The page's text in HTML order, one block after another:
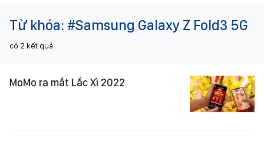
Từ khóa: #Samsung Galaxy Z Fold3 5G
có 2 kết quả
MoMo ra mắt Lắc Xì 2022